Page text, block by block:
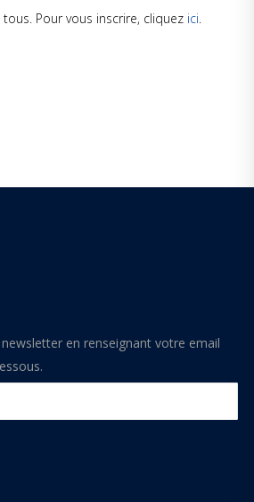
Pour vous inscrire, cliquez ici.
en renseignant votre email